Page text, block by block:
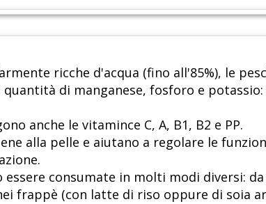
ricche d'acqua (fino all'85%), le
quantità di manganese, fosforo e
anche le vitamince C, A, B1, B2 e PP.
alla pelle e aiutano a regolare le
essere consumate in molti modi diversi:
frappè (con latte di riso oppure di soia